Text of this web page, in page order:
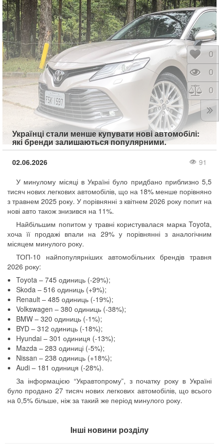
Українці стали менше купувати нові автомобілі:
які бренди залишаються популярними.
02.06.2026
91
У минулому місяці в Україні було придбано приблизно 5,5
тисяч нових легкових автомобілів, що на 18% менше порівняно
з травнем 2025 року. У порівнянні з квітнем 2026 року попит на
нові авто також знизився на 11%.
Найбільшим попитом у травні користувалася марка Toyota,
хоча її продажі впали на 29% у порівнянні з аналогічним
місяцем минулого року.
ТОП-10 найпопулярніших автомобільних брендів травня
2026 року:
Toyota – 745 одиниць (-29%);
Skoda – 516 одиниць (+9%);
Renault – 485 одиниць (-19%);
Volkswagen – 380 одиниць (-38%);
BMW – 320 одиниць (-1%);
BYD – 312 одиниць (-18%);
Hyundai – 301 одиниця (-13%);
Mazda – 283 одиниці (-5%);
Nissan – 238 одиниць (+18%);
Audi – 181 одиниця (-28%).
За інформацією “Укравтопрому”, з початку року в Україні
було продано 27 тисяч нових легкових автомобілів, що всього
на 0,5% більше, ніж за такий же період минулого року.
Інші новини розділу
0
0
0